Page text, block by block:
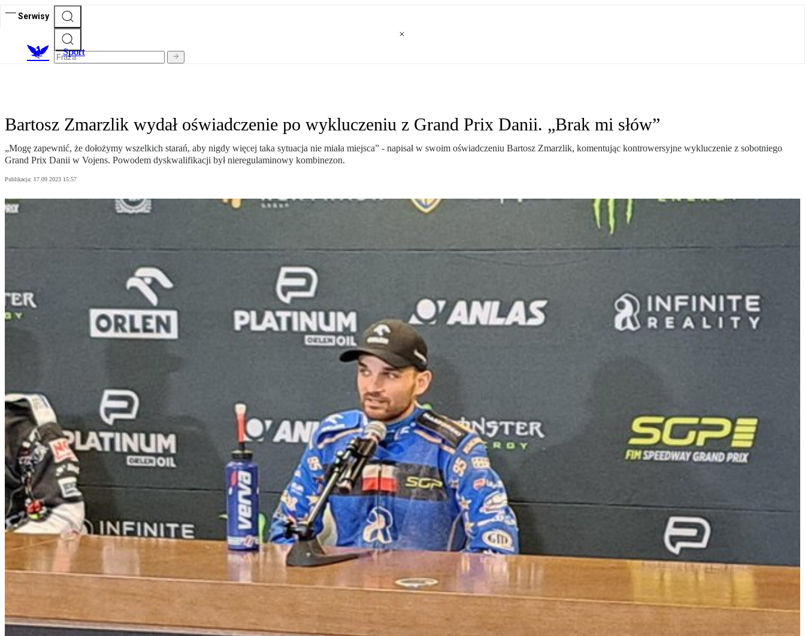
Serwisy
Sport
Bartosz Zmarzlik wydał oświadczenie po wykluczeniu z Grand Prix Danii. „Brak mi słów”
„Mogę zapewnić, że dołożymy wszelkich starań, aby nigdy więcej taka sytuacja nie miała miejsca” - napisał w swoim oświadczeniu Bartosz Zmarzlik, komentując kontrowersyjne wykluczenie z sobotniego
Grand Prix Danii w Vojens. Powodem dyskwalifikacji był nieregulaminowy kombinezon.
Publikacja: 17.09.2023 15:57